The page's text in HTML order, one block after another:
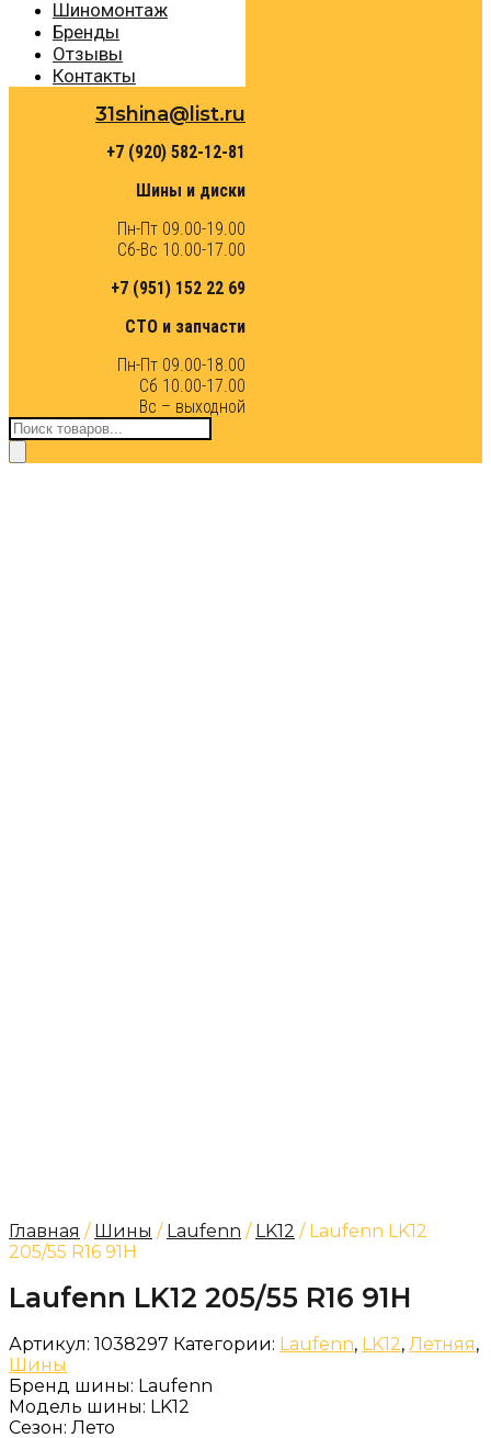
Шиномонтаж
Бренды
Отзывы
Контакты
31shina@list.ru
+7 (920) 582-12-81
Шины и диски
Пн-Пт 09.00-19.00
Сб-Вс 10.00-17.00
+7 (951) 152 22 69
СТО и запчасти
Пн-Пт 09.00-18.00
Сб 10.00-17.00
Вс – выходной
Поиск
товаров
Главная / Шины / Laufenn / LK12 / Laufenn LK12
205/55 R16 91H
Laufenn LK12 205/55 R16 91H
Артикул: 1038297 Категории: Laufenn, LK12, Летняя,
Шины
Бренд шины: Laufenn
Модель шины: LK12
Сезон: Лето